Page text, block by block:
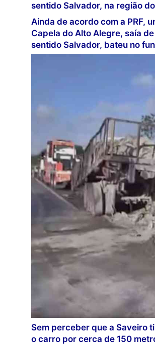
sentido Salvador, na região
Ainda de acordo com a PRF,
Capela do Alto Alegre, saía
sentido Salvador, bateu no
Sem perceber que a Saveiro
o carro por cerca de 150